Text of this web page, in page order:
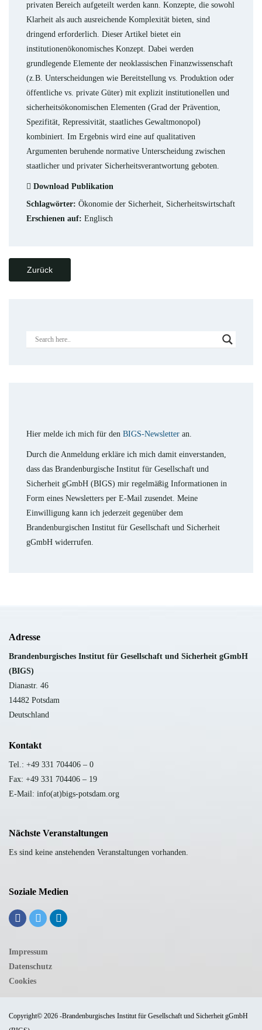
privaten Bereich aufgeteilt werden kann. Konzepte, die sowohl
Klarheit als auch ausreichende Komplexität bieten, sind
dringend erforderlich. Dieser Artikel bietet ein
institutionenökonomisches Konzept. Dabei werden
grundlegende Elemente der neoklassischen Finanzwissenschaft
(z.B. Unterscheidungen wie Bereitstellung vs. Produktion oder
öffentliche vs. private Güter) mit explizit institutionellen und
sicherheitsökonomischen Elementen (Grad der Prävention,
Spezifität, Repressivität, staatliches Gewaltmonopol)
kombiniert. Im Ergebnis wird eine auf qualitativen
Argumenten beruhende normative Unterscheidung zwischen
staatlicher und privater Sicherheitsverantwortung geboten.
Download Publikation
Schlagwörter: Ökonomie der Sicherheit, Sicherheitswirtschaft
Erschienen auf: Englisch
Zurück
Hier melde ich mich für den BIGS-Newsletter an.
Durch die Anmeldung erkläre ich mich damit einverstanden,
dass das Brandenburgische Institut für Gesellschaft und
Sicherheit gGmbH (BIGS) mir regelmäßig Informationen in
Form eines Newsletters per E-Mail zusendet. Meine
Einwilligung kann ich jederzeit gegenüber dem
Brandenburgischen Institut für Gesellschaft und Sicherheit
gGmbH widerrufen.
Adresse
Brandenburgisches Institut für Gesellschaft und Sicherheit gGmbH
(BIGS)
Dianastr. 46
14482 Potsdam
Deutschland
Kontakt
Tel.: +49 331 704406 – 0
Fax: +49 331 704406 – 19
E-Mail: info(at)bigs-potsdam.org
Nächste Veranstaltungen
Es sind keine anstehenden Veranstaltungen vorhanden.
Soziale Medien
Impressum
Datenschutz
Cookies
Copyright© 2026 -Brandenburgisches Institut für Gesellschaft und Sicherheit gGmbH